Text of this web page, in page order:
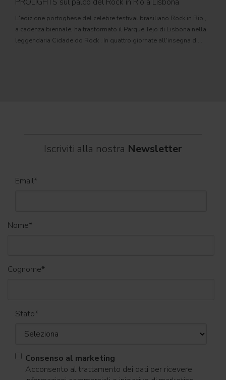
L'edizione portoghese del celebre festival brasiliano Rock in Rio ,
a cadenza biennale, ha trasformato il Parque Tejo di Lisbona nella
leggendaria Cidade do Rock . In quattro giornate all'insegna di
Iscriviti alla nostra Newsletter
Email*
Nome*
Cognome*
Stato*
Consenso al marketing
Acconsento al trattamento dei dati per ricevere